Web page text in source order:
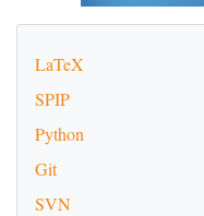
LaTeX
SPIP
Python
Git
SVN